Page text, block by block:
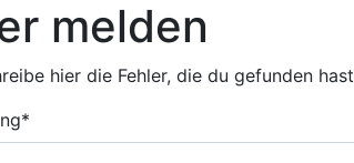
melden
hier die Fehler, die du gefunden hast
*